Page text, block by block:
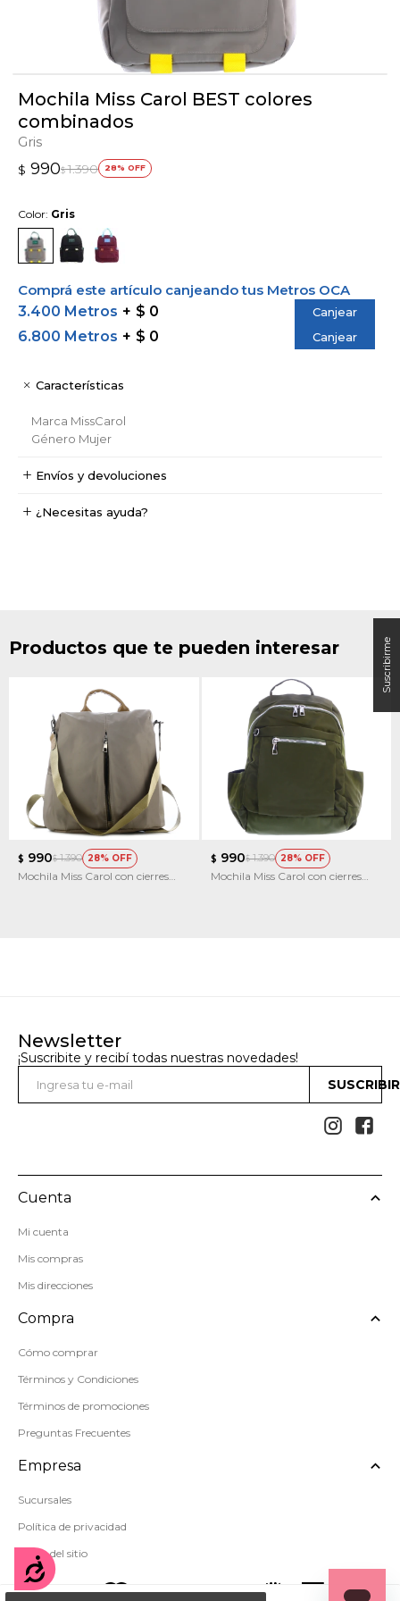
Accesibilidad
Mochila Miss Carol BEST colores
combinados
Gris
$ 990$ 1.390 28
Color: Gris
Comprá este artículo canjeando tus Metros OCA
3.400 Metros
$ 0 Canjear
6.800 Metros $ 0 Canjear
Características
Marca MissCarol
Género Mujer
Envíos y devoluciones
¿Necesitas ayuda?
Productos que te pueden interesar
$ 990$ 1.390 28
Mochila Miss Carol con cierres
$ 990$ 1.390 28
Mochila Miss Carol con cierres
Newsletter
¡Suscribite y recibí todas nuestras novedades!
 
Cuenta
Mi cuenta
Mis compras
Mis direcciones
Compra
Cómo comprar
Términos y Condiciones
Términos de promociones
Preguntas Frecuentes
Empresa
Sucursales
Política de privacidad
Mapa del sitio